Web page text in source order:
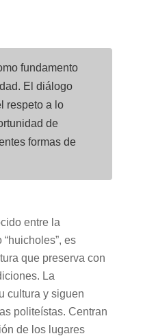
fundamento
El diálogo
respeto a lo
de
formas de
entre la
es
que preserva con
La
cultura y siguen
politeístas. Centran
de los lugares